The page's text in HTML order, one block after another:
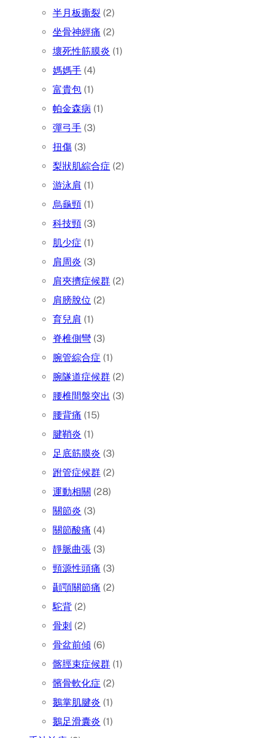
半月板撕裂 (2)
坐骨神經痛 (2)
壞死性筋膜炎 (1)
媽媽手 (4)
富貴包 (1)
帕金森病 (1)
彈弓手 (3)
扭傷 (3)
梨狀肌綜合症 (2)
游泳肩 (1)
烏龜頸 (1)
科技頸 (3)
肌少症 (1)
肩周炎 (3)
肩夾擠症候群 (2)
肩膀脫位 (2)
育兒肩 (1)
脊椎側彎 (3)
腕管綜合症 (1)
腕隧道症候群 (2)
腰椎間盤突出 (3)
腰背痛 (15)
腱鞘炎 (1)
足底筋膜炎 (3)
跗管症候群 (2)
運動相關 (28)
關節炎 (3)
關節酸痛 (4)
靜脈曲張 (3)
頸源性頭痛 (3)
顳顎關節痛 (2)
駝背 (2)
骨刺 (2)
骨盆前傾 (6)
髂脛束症候群 (1)
髕骨軟化症 (2)
鵝掌肌腱炎 (1)
鵝足滑囊炎 (1)